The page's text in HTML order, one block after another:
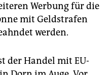
Werbung für die
mit Geldstrafen
werden.
der Handel mit EU-